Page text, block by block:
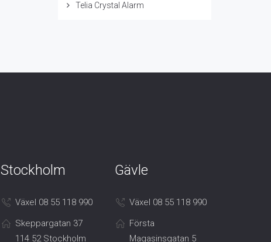
Telia Crystal Alarm
Stockholm
Växel 08 55 118 990
Skeppargatan 37
114 52 Stockholm
Gävle
Växel 08 55 118 990
Första
Magasinsgatan 5